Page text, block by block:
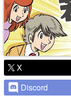
X
Discord